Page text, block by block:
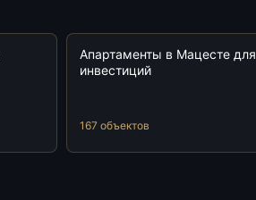
Апартаменты в Мацесте для
инвестиций
167 объектов